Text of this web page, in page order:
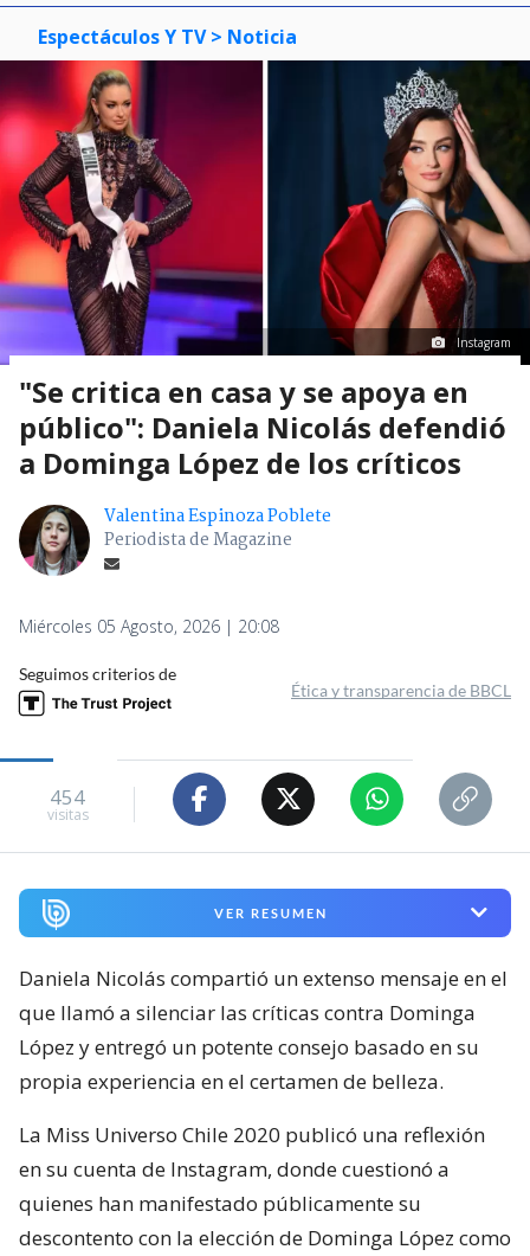
Espectáculos Y TV > Noticia
Instagram
"Se critica en casa y se apoya en
público": Daniela Nicolás defendió
a Dominga López de los críticos
Valentina Espinoza Poblete
Periodista de Magazine
Miércoles 05 Agosto, 2026 | 20:08
Seguimos criterios de
Ética y transparencia de BBCL
454
visitas
VER RESUMEN
Daniela Nicolás compartió un extenso mensaje en el
que llamó a silenciar las críticas contra Dominga
López y entregó un potente consejo basado en su
propia experiencia en el certamen de belleza.
La Miss Universo Chile 2020 publicó una reflexión
en su cuenta de Instagram, donde cuestionó a
quienes han manifestado públicamente su
descontento con la elección de Dominga López como